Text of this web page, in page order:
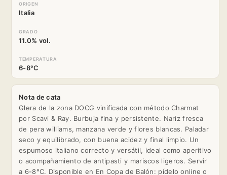
ORIGEN
Italia
GRADO
11.0% vol.
TEMPERATURA
6-8°C
Nota de cata
Glera de la zona DOCG vinificada con método Charmat
por Scavi & Ray. Burbuja fina y persistente. Nariz fresca
de pera williams, manzana verde y flores blancas. Paladar
seco y equilibrado, con buena acidez y final limpio. Un
espumoso italiano correcto y versátil, ideal como aperitivo
o acompañamiento de antipasti y mariscos ligeros. Servir
a 6-8°C. Disponible en En Copa de Balón: pídelo online o